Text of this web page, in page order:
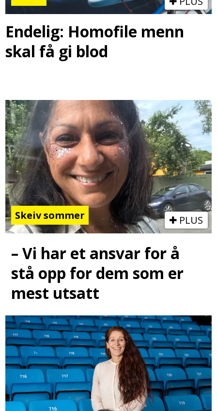
Endelig: Homofile menn
skal få gi blod
Skeiv sommer PLUS
– Vi har et ansvar for å
stå opp for dem som er
mest utsatt